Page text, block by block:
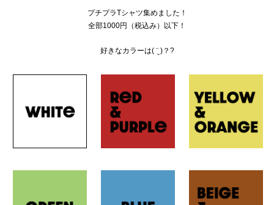
プチプラTシャツ集めました！
全部1000円（税込み）以下！
好きなカラーは( ¨̮ )？?